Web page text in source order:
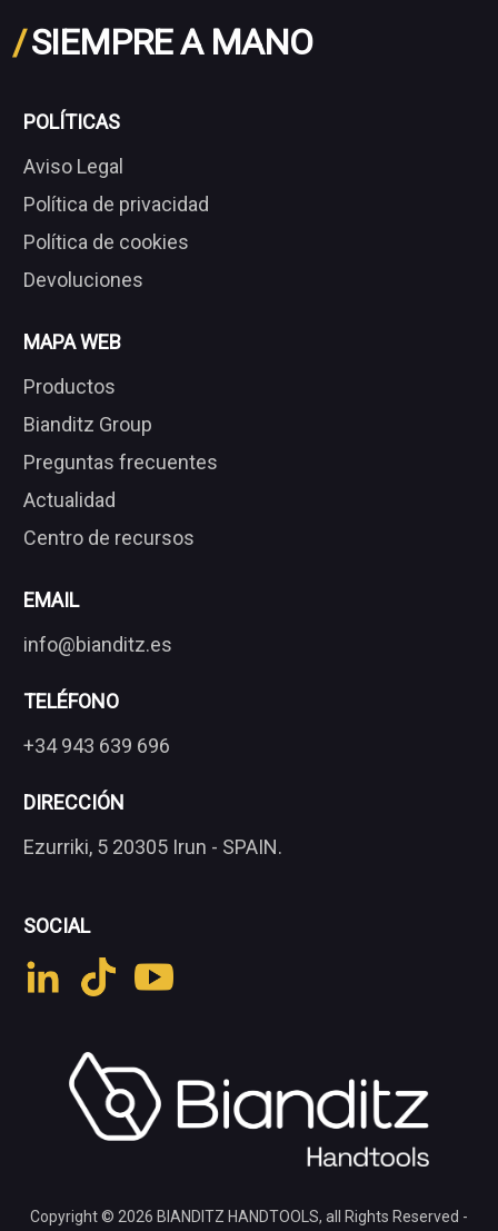
/SIEMPRE A MANO
POLÍTICAS
Aviso Legal
Política de privacidad
Política de cookies
Devoluciones
MAPA WEB
Productos
Bianditz Group
Preguntas frecuentes
Actualidad
Centro de recursos
EMAIL
info@bianditz.es
TELÉFONO
+34 943 639 696
DIRECCIÓN
Ezurriki, 5 20305 Irun - SPAIN.
SOCIAL
Copyright © 2026 BIANDITZ HANDTOOLS, all Rights Reserved -